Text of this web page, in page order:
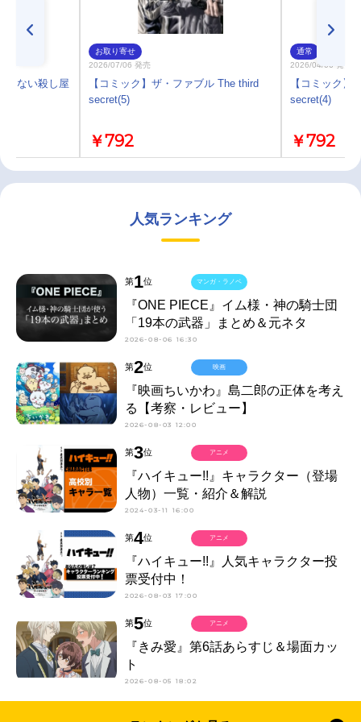
さない殺し屋
お取り寄せ
2026/07/06 発売
【コミック】ザ・ファブル The third
secret(5)
￥792
通常
2026/04/06 発売
【コミック】
secret(4)
￥792
人気ランキング
第1位
『ONE PIECE』イム様・神の騎士団
「19本の武器」まとめ＆元ネタ
2026-08-06 16:30
マンガ・ラノベ
第2位
『映画ちいかわ』島二郎の正体を考え
る【考察・レビュー】
2026-08-03 12:00
映画
第3位
『ハイキュー!!』キャラクター（登場
人物）一覧・紹介＆解説
2024-03-11 16:00
アニメ
第4位
『ハイキュー!!』人気キャラクター投
票受付中！
2026-08-03 17:00
アニメ
第5位
『きみ愛』第6話あらすじ＆場面カッ
ト
2026-08-05 18:02
アニメ